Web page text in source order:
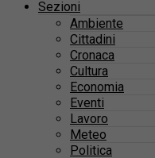
Sezioni
Ambiente
Cittadini
Cronaca
Cultura
Economia
Eventi
Lavoro
Meteo
Politica